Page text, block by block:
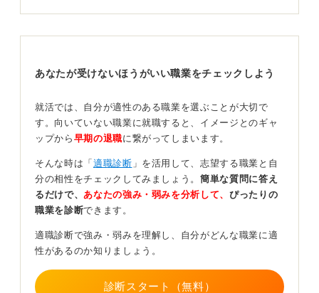
新卒採用よりも通年採用が主流となっているためです。
経験など実務経験の重要度が高いです。
アルバイトなどでスキルを身につけてから就活をしま
す。
日本とは対策が異なる！ 日本企業でのカナダ配属も
考えよう
このように、日本の就活状況と大きく異なるため、日本
います。
また、日本で就活をして、カナダにある支店や支社に配
属されるというルートもあります。
あなたが受けないほうがいい職業をチェックしよう
就活では、自分が適性のある職業を選ぶことが大切で
す。向いていない職業に就職すると、イメージとのギャ
ップから 早期の退職に繋がってしまいます。
そんな時は「 適職診断 」を活用して、志望する職業と自
分の相性をチェックしてみましょう。簡単な質問に答え
るだけで、 あなたの強み・弱みを分析して、 ぴったりの
職業を診断できます。
適職診断で強み・弱みを理解し、自分がどんな職業に適
性があるのか知りましょう。
診断スタート（無料）